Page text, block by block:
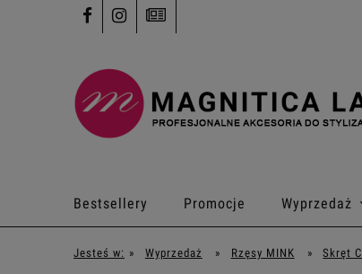
Bestsellery Promocje Wyprzedaż
Kontakt
Jesteś w: » Wyprzedaż » Rzęsy MINK » Skręt C